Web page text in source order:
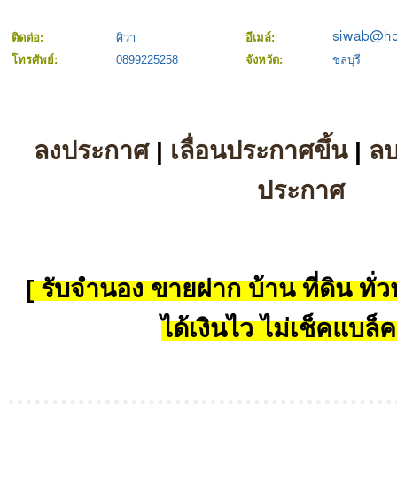
ติดต่อ: ศิวา
อีเมล์:
โทรศัพย์:
0899225258 จังหวัด: ชลบุรี
ลงประกาศ| เลื่อนประกาศขึ้น| ล
ประกาศ
[ รับจำนอง ขายฝาก บ้าน ที่ดิน ทั่ว
ได้เงินไว ไม่เช็คแบล็